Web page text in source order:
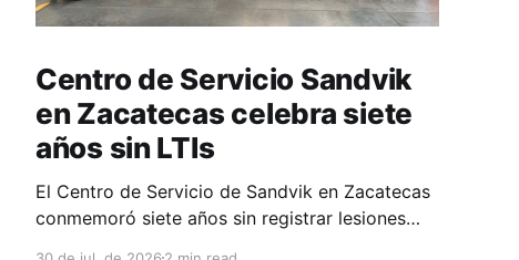
Centro de Servicio Sandvik
en Zacatecas celebra siete
años sin LTIs
El Centro de Servicio de Sandvik en Zacatecas
conmemoró siete años sin registrar lesiones